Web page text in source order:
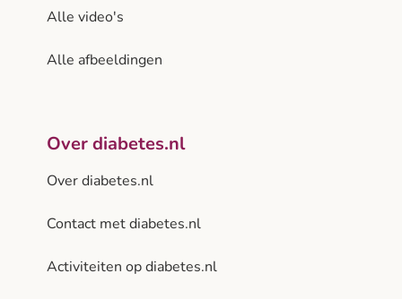
Alle video's
Alle afbeeldingen
Over diabetes.nl
Over diabetes.nl
Contact met diabetes.nl
Activiteiten op diabetes.nl